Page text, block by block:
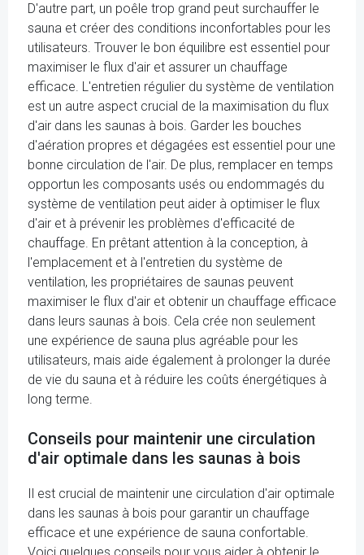
D'autre part, un poêle trop grand peut surchauffer le
sauna et créer des conditions inconfortables pour les
utilisateurs. Trouver le bon équilibre est essentiel pour
maximiser le flux d'air et assurer un chauffage
efficace. L'entretien régulier du système de ventilation
est un autre aspect crucial de la maximisation du flux
d'air dans les saunas à bois. Garder les bouches
d'aération propres et dégagées est essentiel pour une
bonne circulation de l'air. De plus, remplacer en temps
opportun les composants usés ou endommagés du
système de ventilation peut aider à optimiser le flux
d'air et à prévenir les problèmes d'efficacité de
chauffage. En prêtant attention à la conception, à
l'emplacement et à l'entretien du système de
ventilation, les propriétaires de saunas peuvent
maximiser le flux d'air et obtenir un chauffage efficace
dans leurs saunas à bois. Cela crée non seulement
une expérience de sauna plus agréable pour les
utilisateurs, mais aide également à prolonger la durée
de vie du sauna et à réduire les coûts énergétiques à
long terme.
Conseils pour maintenir une circulation
d'air optimale dans les saunas à bois
Il est crucial de maintenir une circulation d'air optimale
dans les saunas à bois pour garantir un chauffage
efficace et une expérience de sauna confortable.